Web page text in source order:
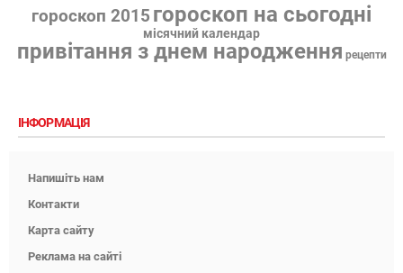
гороскоп 2015 гороскоп на сьогодні
місячний календар
привітання з днем народження рецепти
ІНФОРМАЦІЯ
Напишіть нам
Контакти
Карта сайту
Реклама на сайті